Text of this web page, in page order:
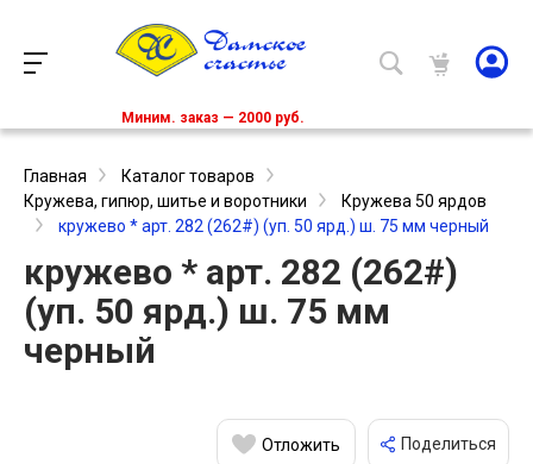
Миним. заказ — 2000 руб.
Главная
Каталог товаров
Кружева, гипюр, шитье и воротники
Кружева 50 ярдов
кружево * арт. 282 (262#) (уп. 50 ярд.) ш. 75 мм черный
кружево * арт. 282 (262#)
(уп. 50 ярд.) ш. 75 мм
черный
Отложить Поделиться